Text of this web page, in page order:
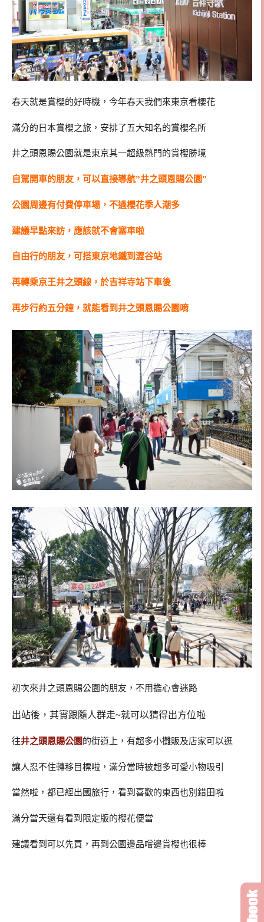
春天就是賞櫻的好時機，今年春天我們來東京看櫻花
滿分的日本賞櫻之旅，安排了五大知名的賞櫻名所
井之頭恩賜公園就是東京其一超級熱門的賞櫻勝境
自駕開車的朋友，可以直接導航”井之頭恩賜公園”
公園周邊有付費停車場，不過櫻花季人潮多
建議早點來訪，應該就不會塞車啦
自由行的朋友，可搭東京地鐵到澀谷站
再轉乘京王井之頭線，於吉祥寺站下車後
再步行約五分鐘，就能看到井之頭恩賜公園唷
初次來井之頭恩賜公園的朋友，不用擔心會迷路
出站後，其實跟隨人群走~就可以猜得出方位啦
往井之頭恩賜公園的街道上，有超多小攤販及店家可以逛
讓人忍不住轉移目標啦，滿分當時被超多可愛小物吸引
當然啦，都已經出國旅行，看到喜歡的東西也別錯田啦
滿分當天還有看到限定版的櫻花便當
建議看到可以先買，再到公園邊品嚐邊賞櫻也很棒